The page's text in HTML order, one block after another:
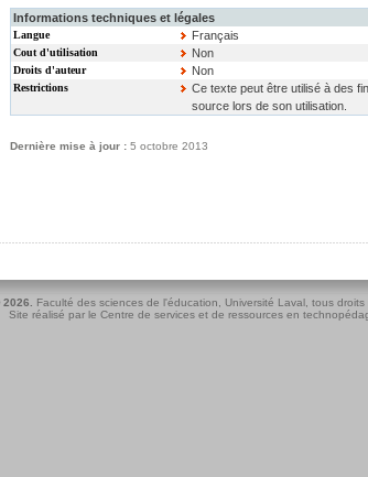
Informations techniques et légales
Langue Français
Cout d'utilisation Non
Droits d'auteur Non
Restrictions
Ce texte peut être utilisé à des
source lors de son utilisation.
Dernière mise à jour : 5 octobre 2013
Faculté des sciences de l'éducation Université Laval, tous droits
Site réalisé par le Centre de services et de ressources en